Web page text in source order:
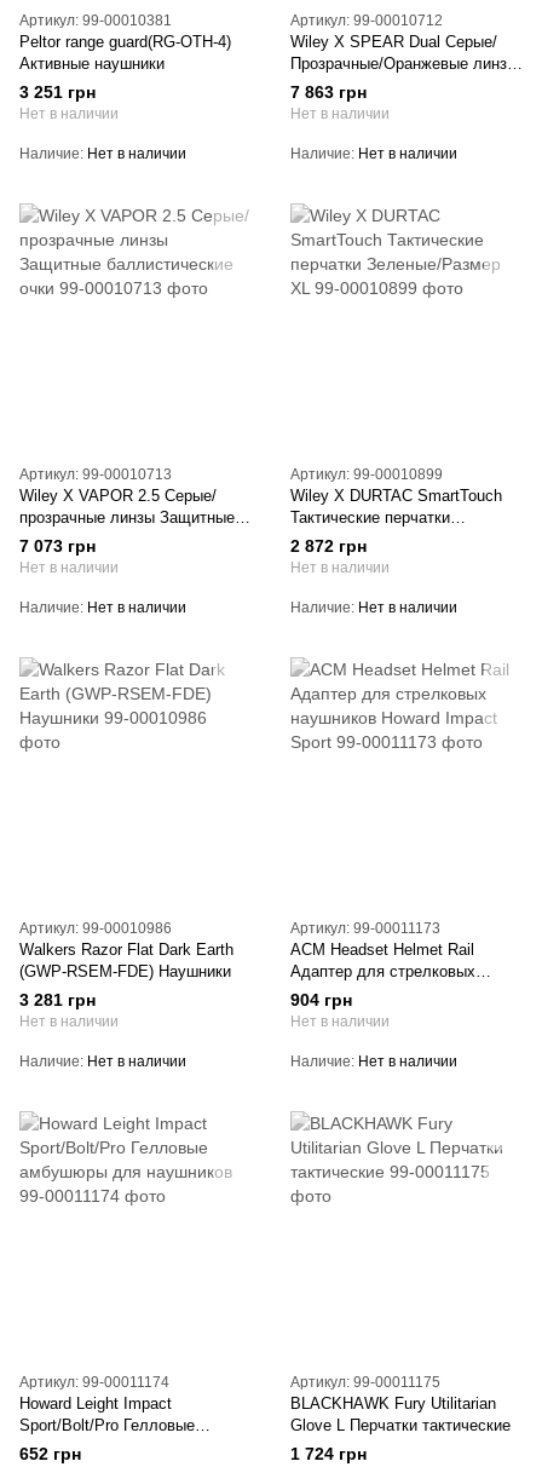
Артикул: 99-00010381
Peltor range guard(RG-OTH-4)
Активные наушники
3 251 грн
Нет в наличии
Наличие Нет в наличии
Артикул: 99-00010712
Wiley X SPEAR Dual Серые/
Прозрачные/Оранжевые линзы
Защитные баллистические
очки
7 863 грн
Нет в наличии
Наличие Нет в наличии
Артикул: 99-00010713
Wiley X VAPOR 2.5 Серые/
прозрачные линзы Защитные
баллистические очки
7 073 грн
Нет в наличии
Наличие Нет в наличии
Артикул: 99-00010899
Wiley X DURTAC SmartTouch
Тактические перчатки
Зеленые/Размер XL
2 872 грн
Нет в наличии
Наличие Нет в наличии
Артикул: 99-00010986
Walkers Razor Flat Dark Earth
(GWP-RSEM-FDE) Наушники
3 281 грн
Нет в наличии
Наличие Нет в наличии
Артикул: 99-00011173
ACM Headset Helmet Rail
Адаптер для стрелковых
наушников Howard Impact Sport
904 грн
Нет в наличии
Наличие Нет в наличии
Артикул: 99-00011174
Howard Leight Impact
Sport/Bolt/Pro Гелловые
амбушюры для наушников
652 грн
Артикул: 99-00011175
BLACKHAWK Fury Utilitarian
Glove L Перчатки тактические
1 724 грн